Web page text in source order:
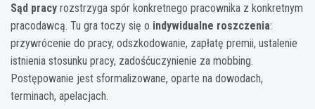
Sąd pracy rozstrzyga spór konkretnego pracownika z konkretnym
pracodawcą. Tu gra toczy się o indywidualne roszczenia:
przywrócenie do pracy, odszkodowanie, zapłatę premii, ustalenie
istnienia stosunku pracy, zadośćuczynienie za mobbing.
Postępowanie jest sformalizowane, oparte na dowodach,
terminach, apelacjach.